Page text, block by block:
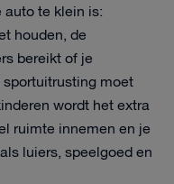
te klein is:
houden, de
bereikt of je
moet
wordt het extra
ruimte innemen en je
luiers, speelgoed en